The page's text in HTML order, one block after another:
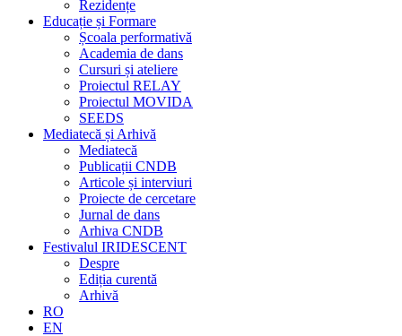
Rezidențe
Educație și Formare
Școala performativă
Academia de dans
Cursuri și ateliere
Proiectul RELAY
Proiectul MOVIDA
SEEDS
Mediatecă și Arhivă
Mediatecă
Publicații CNDB
Articole și interviuri
Proiecte de cercetare
Jurnal de dans
Arhiva CNDB
Festivalul IRIDESCENT
Despre
Ediția curentă
Arhivă
RO
EN